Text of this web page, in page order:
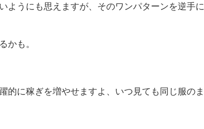
ようにも思えますが、そのワンパターンを逆手に
かも。
的に稼ぎを増やせますよ、いつ見ても同じ服のま